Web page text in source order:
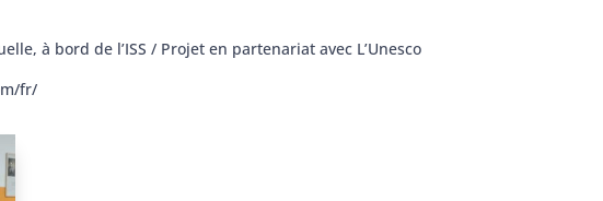
à bord de l’ISS / Projet en partenariat avec L’Unesco
fr/